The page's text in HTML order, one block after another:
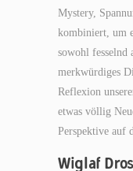
Mystery,
kombiniert, um
sowohl fesselnd
merkwürdiges
Reflexion
etwas völlig
Perspektive auf
Wiglaf